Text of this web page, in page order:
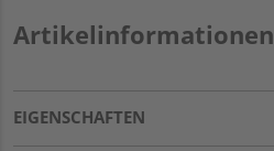
Artikelinformationen
EIGENSCHAFTEN